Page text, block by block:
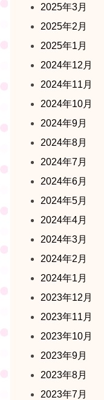
2025年3月
2025年2月
2025年1月
2024年12月
2024年11月
2024年10月
2024年9月
2024年8月
2024年7月
2024年6月
2024年5月
2024年4月
2024年3月
2024年2月
2024年1月
2023年12月
2023年11月
2023年10月
2023年9月
2023年8月
2023年7月